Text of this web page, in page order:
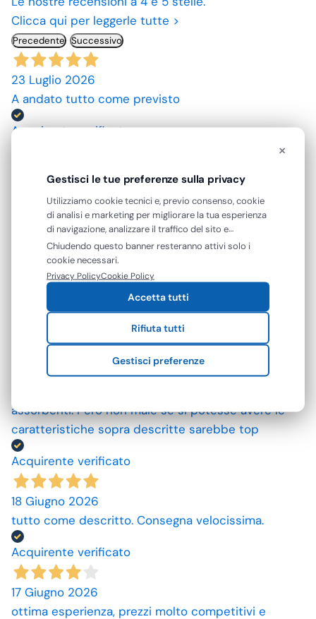
Clicca qui per leggerle tutte >
Precedente Successivo
23 Luglio 2026
A andato tutto come previsto
Acquirente verificato
spedizione rapida, prodotti come da descrizione,
grazie. prezzi convenienti.
Acquirente verificato
09 Luglio 2026
25 Giugno 2026
assorbenti. Però non male se si potesse avere le
caratteristiche sopra descritte sarebbe top
Acquirente verificato
18 Giugno 2026
tutto come descritto. Consegna velocissima.
Acquirente verificato
17 Giugno 2026
ottima esperienza, prezzi molto competitivi e
×
Gestisci le tue preferenze sulla privacy
Utilizziamo cookie tecnici e, previo consenso, cookie
di analisi e marketing per migliorare la tua esperienza
di navigazione, analizzare il traffico del sito e
mostrarti contenuti e pubblicità personalizzati. Puoi
accettare tutti i cookie oppure gestire le tue
preferenze. Puoi modificare o revocare il consenso in
qualsiasi momento.
Chiudendo questo banner resteranno attivi solo i
cookie necessari.
Privacy PolicyCookie Policy
Accetta tutti
Rifiuta tutti
Gestisci preferenze